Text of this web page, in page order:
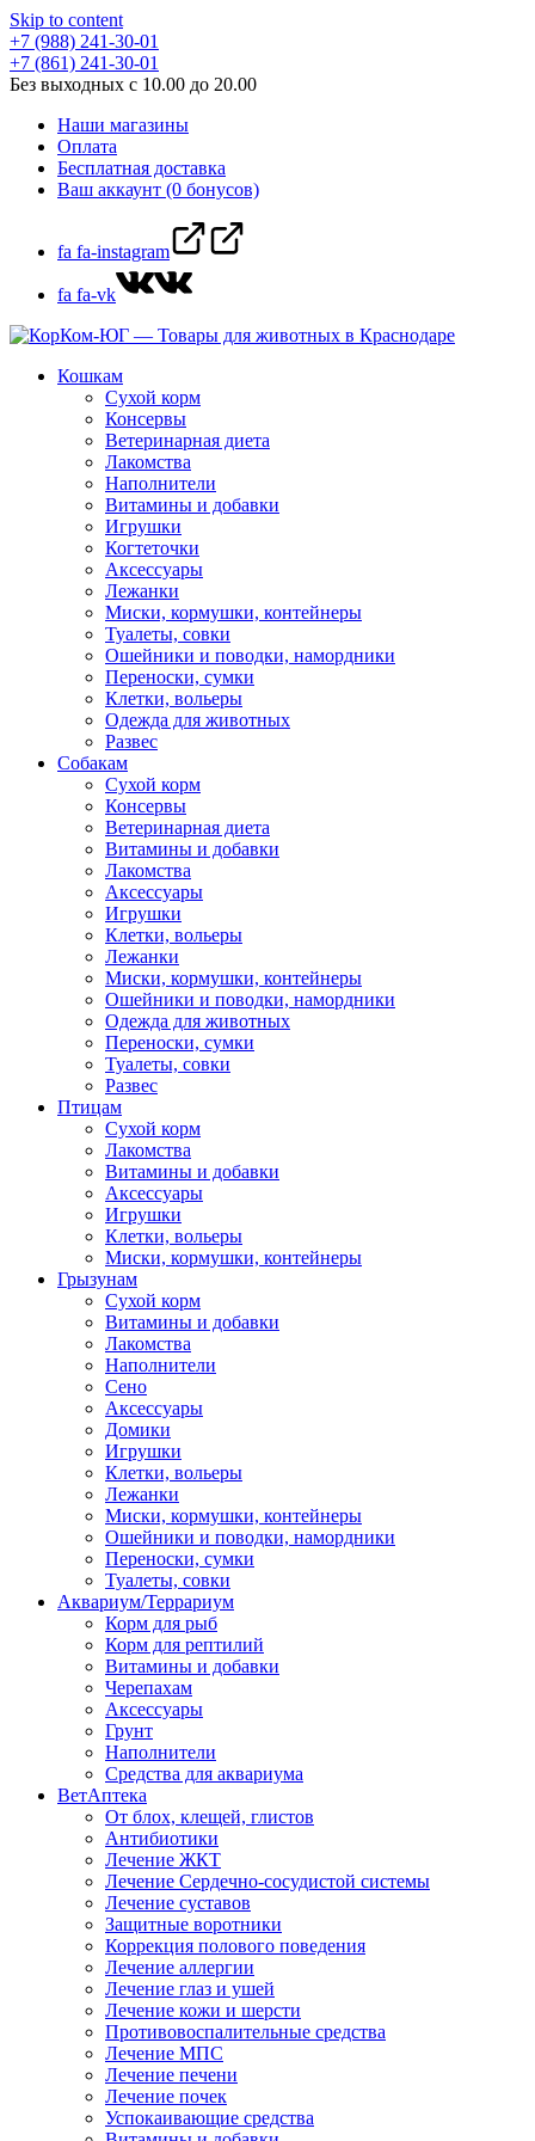
Skip to content
+7 (988) 241-30-01
+7 (861) 241-30-01
Без выходных с 10.00 до 20.00
Наши магазины
Оплата
Бесплатная доставка
Ваш аккаунт (0 бонусов)
fa fa-instagram
fa fa-vk
Кошкам
Сухой корм
Консервы
Ветеринарная диета
Лакомства
Наполнители
Витамины и добавки
Игрушки
Когтеточки
Аксессуары
Лежанки
Миски, кормушки, контейнеры
Туалеты, совки
Ошейники и поводки, намордники
Переноски, сумки
Клетки, вольеры
Одежда для животных
Развес
Собакам
Сухой корм
Консервы
Ветеринарная диета
Витамины и добавки
Лакомства
Аксессуары
Игрушки
Клетки, вольеры
Лежанки
Миски, кормушки, контейнеры
Ошейники и поводки, намордники
Одежда для животных
Переноски, сумки
Туалеты, совки
Развес
Птицам
Сухой корм
Лакомства
Витамины и добавки
Аксессуары
Игрушки
Клетки, вольеры
Миски, кормушки, контейнеры
Грызунам
Сухой корм
Витамины и добавки
Лакомства
Наполнители
Сено
Аксессуары
Домики
Игрушки
Клетки, вольеры
Лежанки
Миски, кормушки, контейнеры
Ошейники и поводки, намордники
Переноски, сумки
Туалеты, совки
Аквариум/Террариум
Корм для рыб
Корм для рептилий
Витамины и добавки
Черепахам
Аксессуары
Грунт
Наполнители
Средства для аквариума
ВетАптека
От блох, клещей, глистов
Антибиотики
Лечение ЖКТ
Лечение Сердечно-сосудистой системы
Лечение суставов
Защитные воротники
Коррекция полового поведения
Лечение аллергии
Лечение глаз и ушей
Лечение кожи и шерсти
Противовоспалительные средства
Лечение МПС
Лечение печени
Лечение почек
Успокаивающие средства